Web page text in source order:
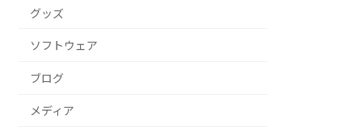
グッズ
ソフトウェア
ブログ
メディア